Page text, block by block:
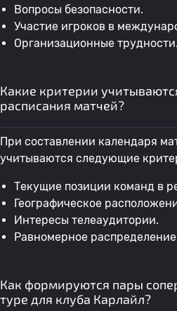
Вопросы безопасности.
Участие игроков в
Организационные трудности.
Какие критерии
расписания матчей?
При составлении календаря
учитываются следующие
Текущие позиции команд в
Географическое
Интересы телеаудитории.
Равномерное
Как формируются пары
туре для клуба Карлайл?